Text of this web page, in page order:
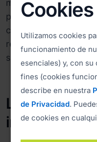
modo administrador,
permisos de
cliente, y activar la
reconexión, enviar
sistema, etc.
La
incrementa la
Cookies
Utilizamos cookies
funcionamiento de
esenciales) y, con
fines (cookies
describe en nuestra
de Privacidad.
de cookies en